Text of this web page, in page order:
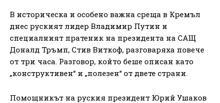
В историческа и особено важна среща в Кремъл
днес руският лидер Владимир Путин и
специалният пратеник на президента на САЩ
Доналд Тръмп, Стив Виткоф, разговаряха повече
от три часа. Разговор, който беше описан като
„конструктивен“ и „полезен“ от двете страни.
Помощникът на руския президент Юрий Ушаков